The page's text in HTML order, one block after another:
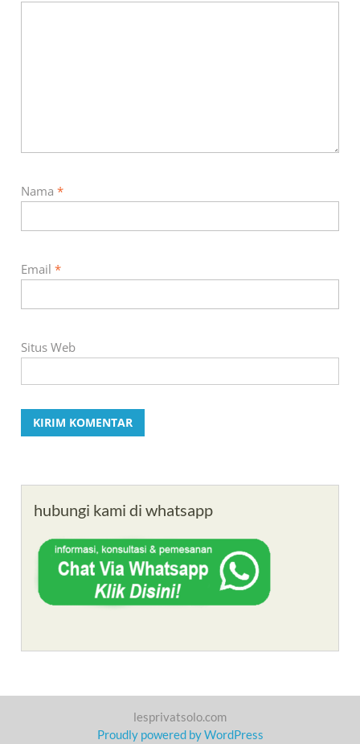
Nama*
Email*
Situs Web
hubungi kami di whatsapp
lesprivatsolo.com
Proudly powered by WordPress